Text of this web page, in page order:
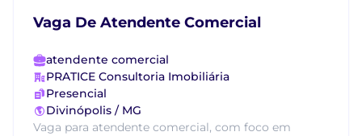
Vaga De Atendente Comercial
atendente comercial
PRATICE Consultoria Imobiliária
Presencial
Divinópolis / MG
Vaga para atendente comercial, com foco em